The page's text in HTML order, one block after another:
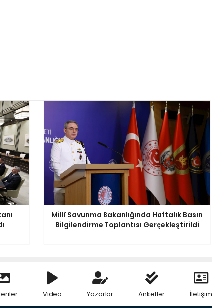
Millî Savunma Bakanlığında Haftalık Basın
Bilgilendirme Toplantısı Gerçekleştirildi
Video Yazarlar Anketler İletişim